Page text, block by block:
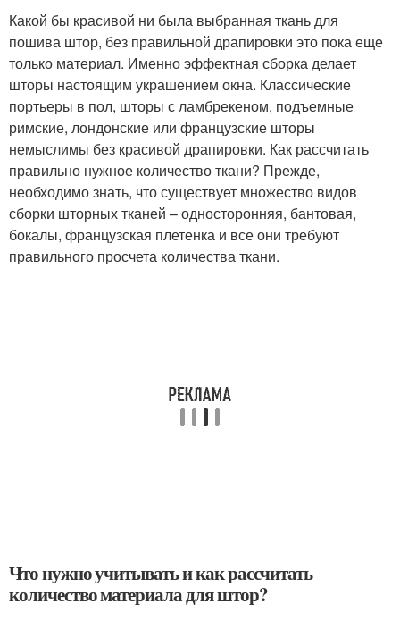
Какой бы красивой ни была выбранная ткань для
пошива штор, без правильной драпировки это пока еще
только материал. Именно эффектная сборка делает
шторы настоящим украшением окна. Классические
портьеры в пол, шторы с ламбрекеном, подъемные
римские, лондонские или французские шторы
немыслимы без красивой драпировки. Как рассчитать
правильно нужное количество ткани? Прежде,
необходимо знать, что существует множество видов
сборки шторных тканей – односторонняя, бантовая,
бокалы, французская плетенка и все они требуют
правильного просчета количества ткани.
Что нужно учитывать и как рассчитать
количество материала для штор?